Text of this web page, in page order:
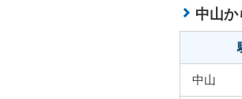
中山
中山